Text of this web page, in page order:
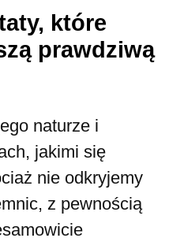
które
prawdziwą
naturze i
jakimi się
nie odkryjemy
z pewnością